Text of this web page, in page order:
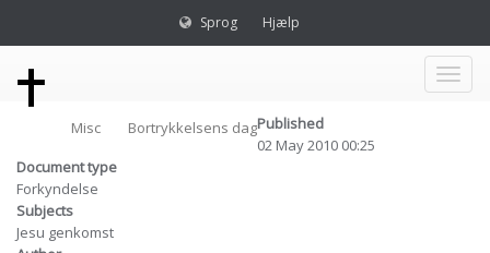
Sprog Hjælp
Toggle
Misc Bortrykkelsens dagPublished
02 May 2010 00:25
Document type
Forkyndelse
Subjects
Jesu genkomst